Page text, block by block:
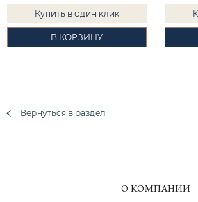
Купить в один клик
В КОРЗИНУ
Вернуться в раздел
О КОМПАНИИ